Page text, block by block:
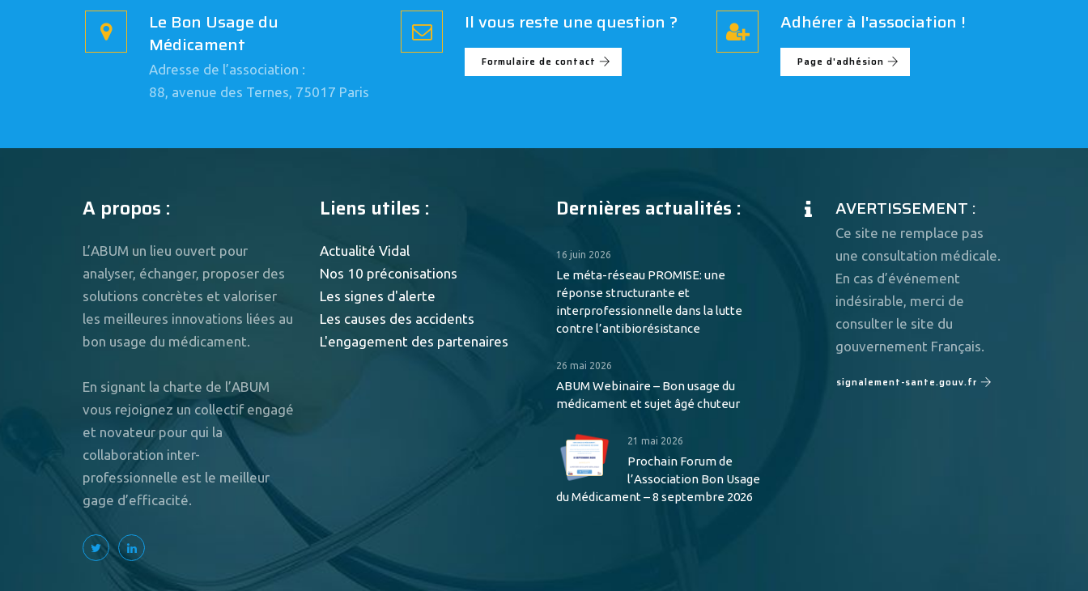
Le Bon Usage du
Médicament
Adresse de l’association :
88, avenue des Ternes, 75017 Paris
Il vous reste une question ?
Formulaire de contact
Adhérer à l'association !
Page d'adhésion
A propos :
L’ABUM un lieu ouvert pour
analyser, échanger, proposer des
solutions concrètes et valoriser
les meilleures innovations liées au
bon usage du médicament.
En signant la charte de l’ABUM
vous rejoignez un collectif engagé
et novateur pour qui la
collaboration inter-
professionnelle est le meilleur
gage d’efficacité.
Liens utiles :
Actualité Vidal
Nos 10 préconisations
Les signes d'alerte
Les causes des accidents
L'engagement des partenaires
Dernières actualités :
16 juin 2026
Le méta-réseau PROMISE: une
réponse structurante et
interprofessionnelle dans la lutte
contre l’antibiorésistance
26 mai 2026
ABUM Webinaire – Bon usage du
médicament et sujet âgé chuteur
21 mai 2026
Prochain Forum de
l’Association Bon Usage
du Médicament – 8 septembre 2026
AVERTISSEMENT :
Ce site ne remplace pas
une consultation médicale.
En cas d’événement
indésirable, merci de
consulter le site du
gouvernement Français.
signalement-sante.gouv.fr